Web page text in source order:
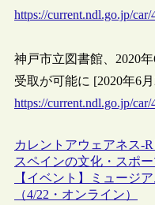
https://current.ndl.go.jp/car/
神戸市立図書館、2020
受取が可能に [2020年6
https://current.ndl.go.jp/car/
カレントアウェアネス-R
スペインの文化・スポ
【イベント】ミュージ
（4/22・オンライン）